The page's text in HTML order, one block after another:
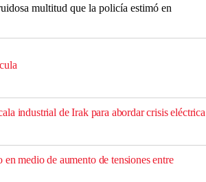
multitud que la policía estimó en
industrial de Irak para abordar crisis eléctrica
medio de aumento de tensiones entre